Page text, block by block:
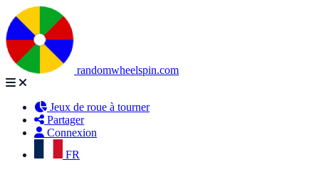
randomwheelspin.com
Jeux de roue à tourner
Partager
Connexion
FR